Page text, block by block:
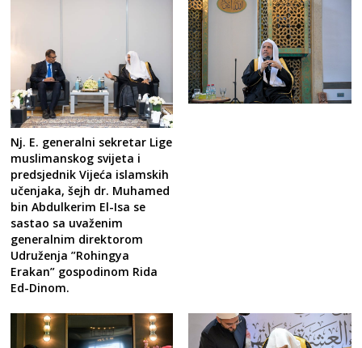
Nj. E. generalni sekretar Lige
muslimanskog svijeta i
predsjednik Vijeća islamskih
učenjaka, šejh dr. Muhamed
bin Abdulkerim El-Isa se
sastao sa uvaženim
generalnim direktorom
Udruženja ”Rohingya
Erakan” gospodinom Rida
Ed-Dinom.